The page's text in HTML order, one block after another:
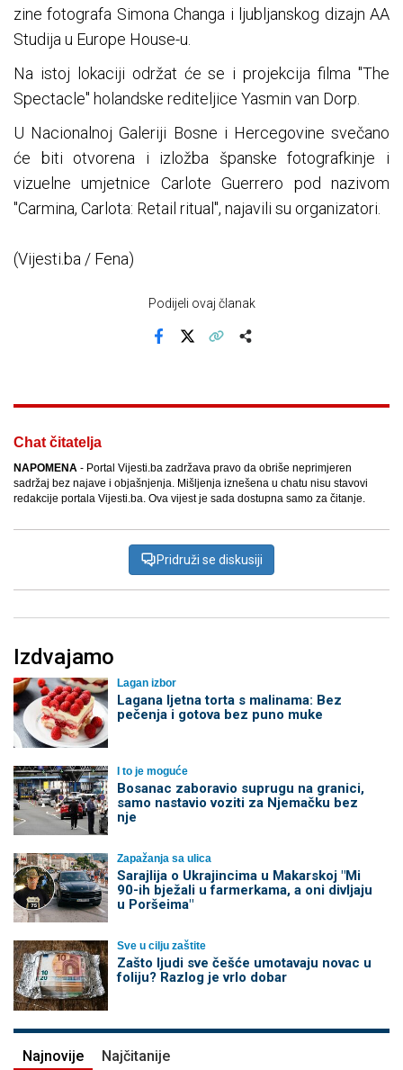
zine fotografa Simona Changa i ljubljanskog dizajn AA
Studija u Europe House-u.
Na istoj lokaciji održat će se i projekcija filma "The
Spectacle" holandske rediteljice Yasmin van Dorp.
U Nacionalnoj Galeriji Bosne i Hercegovine svečano
će biti otvorena i izložba španske fotografkinje i
vizuelne umjetnice Carlote Guerrero pod nazivom
"Carmina, Carlota: Retail ritual", najavili su organizatori.
(Vijesti.ba / Fena)
Podijeli ovaj članak
Chat čitatelja
NAPOMENA - Portal Vijesti.ba zadržava pravo da obriše neprimjeren
sadržaj bez najave i objašnjenja. Mišljenja iznešena u chatu nisu stavovi
redakcije portala Vijesti.ba. Ova vijest je sada dostupna samo za čitanje.
Pridruži se diskusiji
Izdvajamo
Lagan izbor
Lagana ljetna torta s malinama: Bez
pečenja i gotova bez puno muke
I to je moguće
Bosanac zaboravio suprugu na granici,
samo nastavio voziti za Njemačku bez
nje
Zapažanja sa ulica
Sarajlija o Ukrajincima u Makarskoj "Mi
90-ih bježali u farmerkama, a oni divljaju
u Poršeima"
Sve u cilju zaštite
Zašto ljudi sve češće umotavaju novac u
foliju? Razlog je vrlo dobar
Najnovije Najčitanije